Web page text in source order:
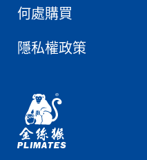
何處購買
隱私權政策